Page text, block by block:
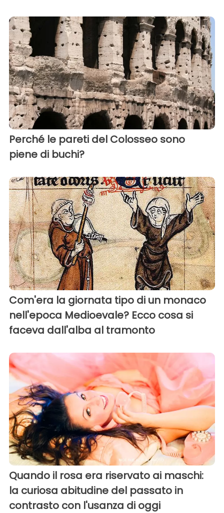
Perché le pareti del Colosseo sono
piene di buchi?
Com'era la giornata tipo di un monaco
nell'epoca Medioevale? Ecco cosa si
faceva dall'alba al tramonto
Quando il rosa era riservato ai maschi:
la curiosa abitudine del passato in
contrasto con l'usanza di oggi